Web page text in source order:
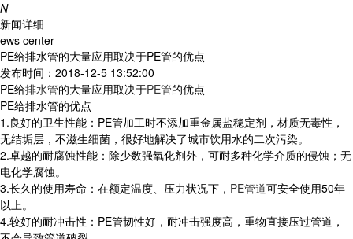
N
新闻详细
ews center
PE给排水管的大量应用取决于PE管的优点
发布时间：2018-12-5 13:52:00
PE给排水管的大量应用取决于PE管的优点
PE给排水管的优点
1.良好的卫生性能：PE管加工时不添加重金属盐稳定剂，材质无毒性，
无结垢层，不滋生细菌，很好地解决了城市饮用水的二次污染。
2.卓越的耐腐蚀性能：除少数强氧化剂外，可耐多种化学介质的侵蚀；无
电化学腐蚀。
3.长久的使用寿命：在额定温度、压力状况下， PE管道可安全使用50年
以上。
4.较好的耐冲击性：PE管韧性好，耐冲击强度高，重物直接压过管道，